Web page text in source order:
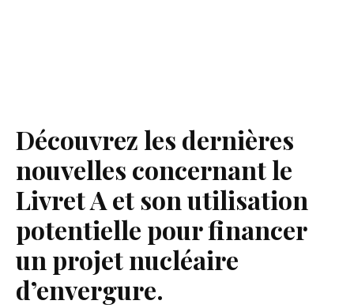
Découvrez les dernières
nouvelles concernant le
Livret A et son utilisation
potentielle pour financer
un projet nucléaire
d’envergure.